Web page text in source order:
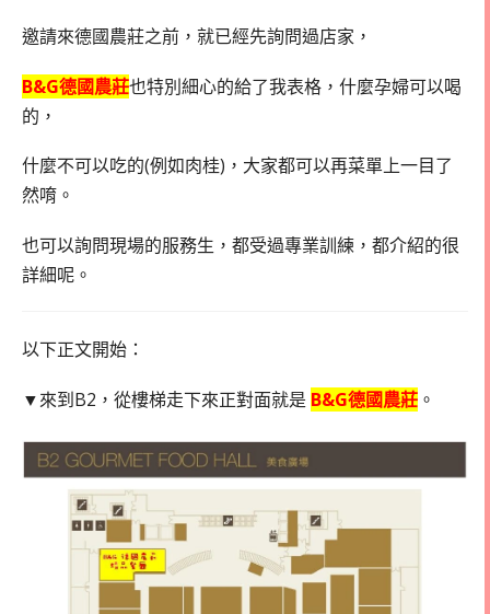
邀請來德國農莊之前，就已經先詢問過店家，
B&G德國農莊也特別細心的給了我表格，什麼孕婦可以喝
的，
什麼不可以吃的(例如肉桂)，大家都可以再菜單上一目了
然唷。
也可以詢問現場的服務生，都受過專業訓練，都介紹的很
詳細呢。
以下正文開始：
▼來到B2，從樓梯走下來正對面就是 B&G德國農莊 。